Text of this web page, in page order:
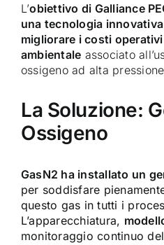
L’obiettivo di Galliance
una tecnologia
migliorare i costi
ambientale associato
ossigeno ad alta
La Soluzione:
Ossigeno
GasN2 ha installato un
per soddisfare
questo gas in tutti i
L’apparecchiatura,
monitoraggio continuo